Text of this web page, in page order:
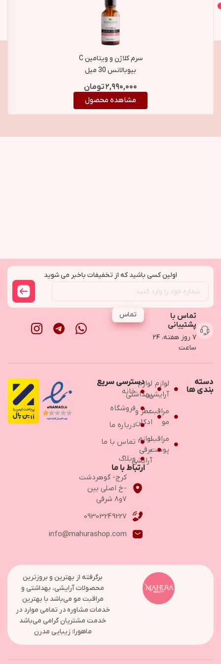
اصل و اورجینال
محصولات مشابه
سرم کلاژن و ویتامین C
بیوبالانس 30 میل
۲,۹۹۰,۰۰۰تومان
مشاهده محصول
اولین کسی باشید که از تخفیفات باخبر می شوید
تماس با
پشتیبانی
۷ روز هفته، ۲۴
ساعت
تماس
دسته
بندی ها
لوازم
آرایشی
مراقبت
مو
مراقبت
پوست
لوازم
بهداشتی
عطر و
ادکلن
لوازم
برقی
آرایشی
دسترسی سریع
خانه
فروشگاه
درباره ما
تماس با ما
وبلاگ
ارتباط با ما
کرج- گوهردشت
-خ اصلی بین
۷و۸ شرقی
09303249227
info@mahurashop.com
برگرفته از بهترین و بروزترین
محصولات آرایشی، بهداشتی و
مراقبت مو می‌باشد با بهترین
خدمات مشاوره در تمامی موارد در
خدمت مشتریان گرامی می‌باشد
ماهورا: زیبایی مدرن